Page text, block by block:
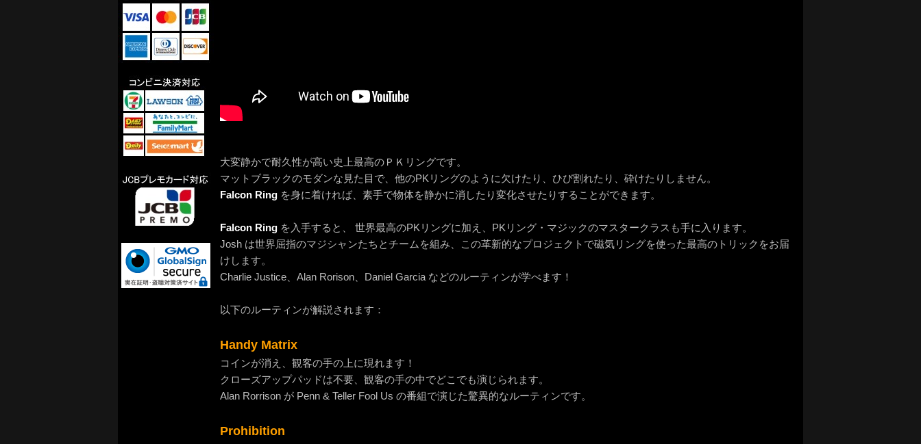
大変静かで耐久性が高い史上最高のＰＫリングです。
マットブラックのモダンな見た目で、他のPKリングのように欠けたり、ひび割れたり、砕けたりしません。
Falcon Ring を身に着ければ、素手で物体を静かに消したり変化させたりすることができます。
Falcon Ring を入手すると、 世界最高のPKリングに加え、PKリング・マジックのマスタークラスも手に入ります。
Josh は世界屈指のマジシャンたちとチームを組み、この革新的なプロジェクトで磁気リングを使った最高のトリックをお届
けします。
Charlie Justice、Alan Rorison、Daniel Garcia などのルーティンが学べます！
以下のルーティンが解説されます：
Handy Matrix
コインが消え、観客の手の上に現れます！
クローズアップパッドは不要、観客の手の中でどこでも演じられます。
Alan Rorrison が Penn & Teller Fool Us の番組で演じた驚異的なルーティンです。
Prohibition